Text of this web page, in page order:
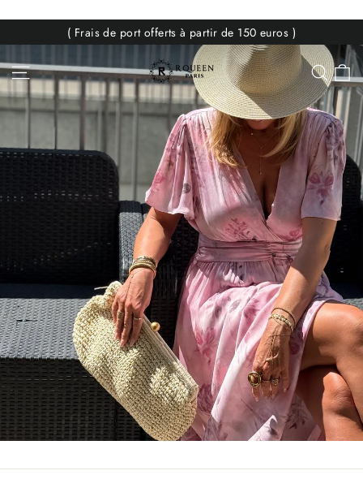
( Frais de port offerts à partir de 150 euros )
Navigation
RQUEEN
Paris